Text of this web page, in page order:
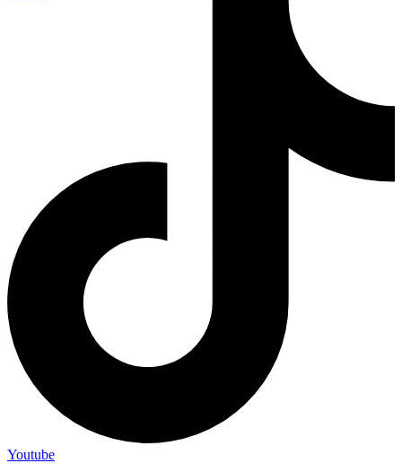
Youtube